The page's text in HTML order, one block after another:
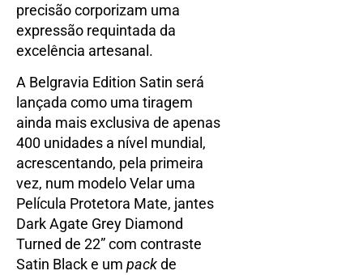
precisão corporizam uma
expressão requintada da
excelência artesanal.
A Belgravia Edition Satin será
lançada como uma tiragem
ainda mais exclusiva de apenas
400 unidades a nível mundial,
acrescentando, pela primeira
vez, num modelo Velar uma
Película Protetora Mate, jantes
Dark Agate Grey Diamond
Turned de 22” com contraste
Satin Black e um packde